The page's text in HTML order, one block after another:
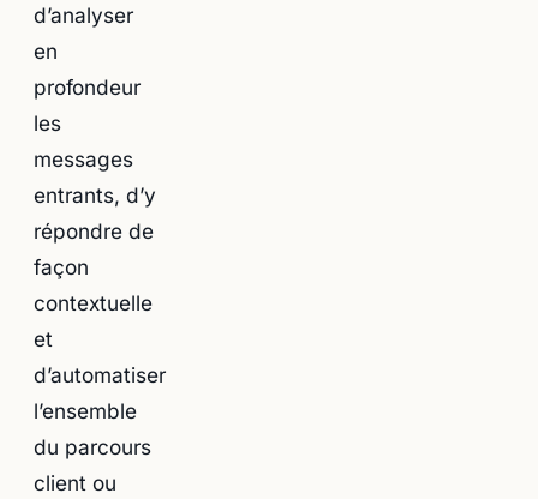
d’analyser
en
profondeur
les
messages
entrants, d’y
répondre de
façon
contextuelle
et
d’automatiser
l’ensemble
du parcours
client ou